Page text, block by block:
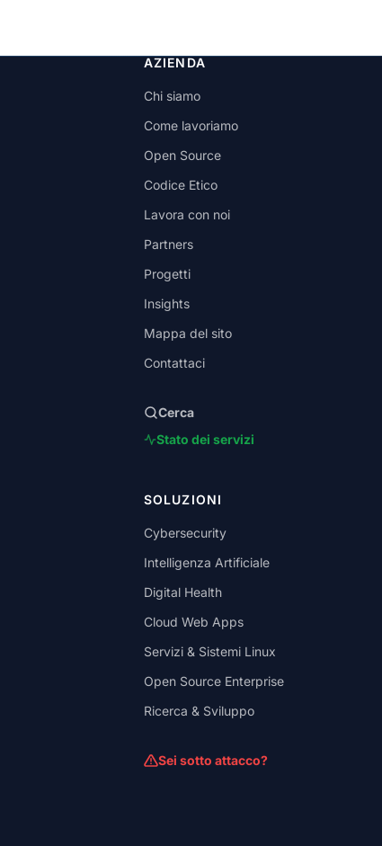
AZIENDA
Chi siamo
Come lavoriamo
Open Source
Codice Etico
Lavora con noi
Partners
Progetti
Insights
Mappa del sito
Contattaci
Cerca
Stato dei servizi
SOLUZIONI
Cybersecurity
Intelligenza Artificiale
Digital Health
Cloud Web Apps
Servizi & Sistemi Linux
Open Source Enterprise
Ricerca & Sviluppo
Sei sotto attacco?